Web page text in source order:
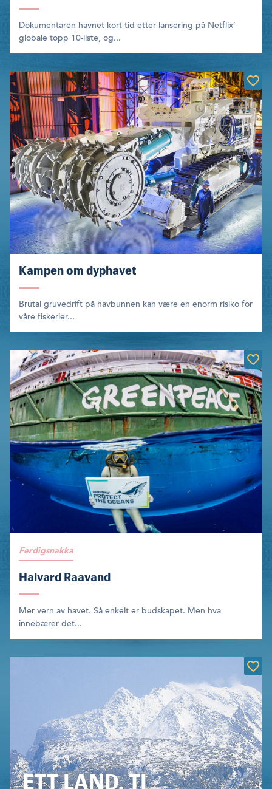
Dokumentaren havnet kort tid etter lansering på Netflix’
globale topp 10-liste, og...
Kampen om dyphavet
Brutal gruvedrift på havbunnen kan være en enorm risiko for
våre fiskerier...
Ferdigsnakka
Halvard Raavand
Mer vern av havet. Så enkelt er budskapet. Men hva
innebærer det...
ETT LAND, TI